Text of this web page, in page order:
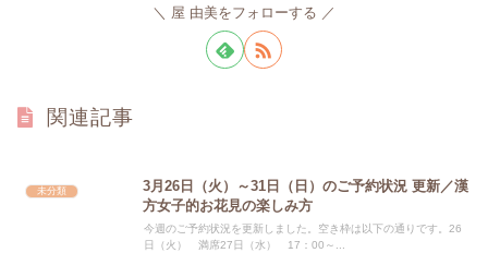
屋 由美をフォローする
関連記事
未分類
3月26日（火）～31日（日）のご予約状況 更新／漢
方女子的お花見の楽しみ方
今週のご予約状況を更新しました。空き枠は以下の通りです。26
日（火） 満席27日（水） 17：00～...